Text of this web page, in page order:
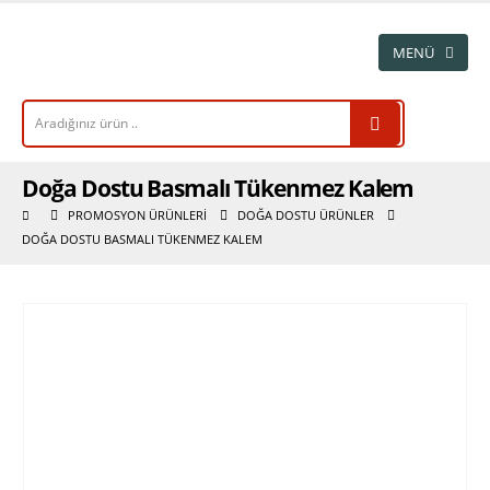
Doğa Dostu Basmalı Tükenmez Kalem
PROMOSYON ÜRÜNLERI
DOĞA DOSTU ÜRÜNLER
DOĞA DOSTU BASMALI TÜKENMEZ KALEM